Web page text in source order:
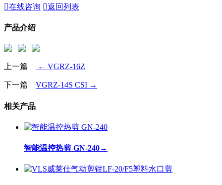
在线咨询 返回列表
产品介绍
上一篇 ← VGRZ-16Z
下一篇 VGRZ-14S CSI →
相关产品
智能温控热剪 GN-240→